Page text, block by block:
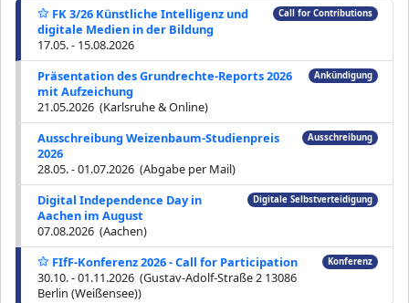
FK 3/26 Künstliche Intelligenz und
digitale Medien in der Bildung
17.05. - 15.08.2026
Call for Contributions
Präsentation des Grundrechte-Reports 2026
mit Aufzeichung
21.05.2026 (Karlsruhe & Online)
Ankündigung
Ausschreibung Weizenbaum-Studienpreis
2026
28.05. - 01.07.2026 (Abgabe per Mail)
Ausschreibung
Digital Independence Day in
Aachen im August
07.08.2026 (Aachen)
Digitale Selbstverteidigung
FIfF-Konferenz 2026 - Call for Participation
30.10. - 01.11.2026 (Gustav-Adolf-Straße 2 13086
Berlin (Weißensee))
Konferenz